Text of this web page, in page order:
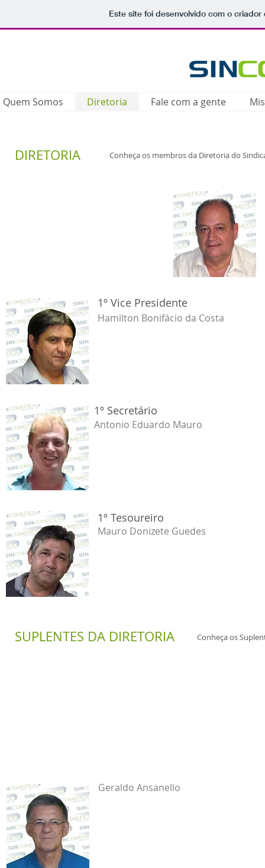
Este site foi desenvolvido com o
Quem Somos Diretoria Fale com a gente
DIRETORIA Conheça os membros da Diretoria do
1º Vice Presidente
​Hamilton Bonifácio da Costa
1º Secretário
​Antonio Eduardo Mauro
1º Tesoureiro
​Mauro Donizete Guedes
Conheça os
SUPLENTES DA DIRETORIA
Geraldo Ansanello